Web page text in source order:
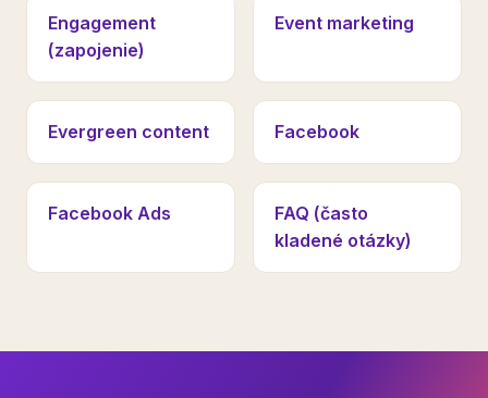
Engagement
(zapojenie)
Event marketing
Evergreen content Facebook
Facebook Ads
FAQ (často
kladené otázky)